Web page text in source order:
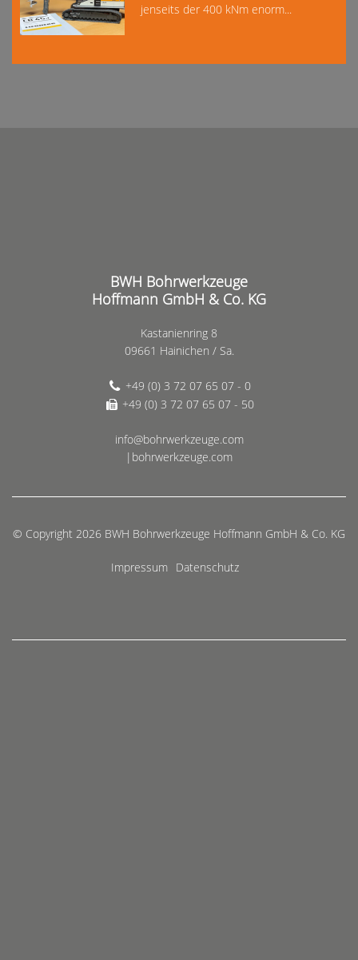
jenseits der 400 kNm enorm...
BWH Bohrwerkzeuge
Hoffmann GmbH & Co. KG
Kastanienring 8
09661 Hainichen / Sa.
+49 (0) 3 72 07 65 07 - 0
+49 (0) 3 72 07 65 07 - 50
info@bohrwerkzeuge.com
|bohrwerkzeuge.com
© Copyright 2026 BWH Bohrwerkzeuge Hoffmann GmbH & Co. KG
Impressum Datenschutz